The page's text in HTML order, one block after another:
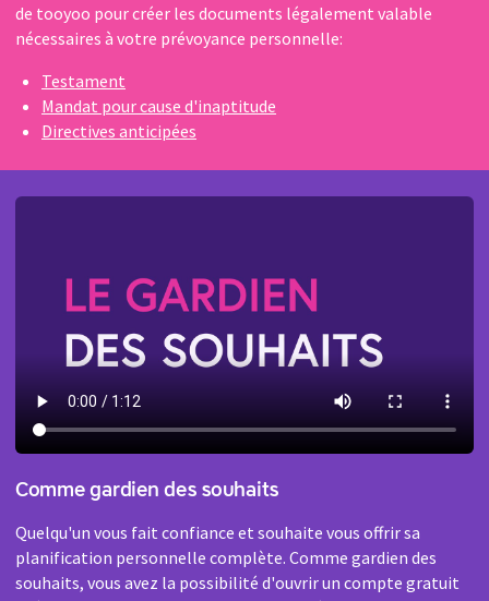
de tooyoo pour créer les documents légalement valable
nécessaires à votre prévoyance personnelle:
Testament
Mandat pour cause d'inaptitude
Directives anticipées
Comme gardien des souhaits
Quelqu'un vous fait confiance et souhaite vous offrir sa
planification personnelle complète. Comme gardien des
souhaits, vous avez la possibilité d'ouvrir un compte gratuit